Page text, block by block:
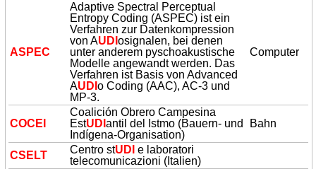
ASPEC
Adaptive Spectral Perceptual
Entropy Coding (ASPEC) ist ein
Verfahren zur Datenkompression
von AUDIosignalen, bei denen
unter anderem pyschoakustische
Modelle angewandt werden. Das
Verfahren ist Basis von Advanced
AUDIo Coding (AAC), AC-3 und
MP-3.
Computer
COCEI
Coalición Obrero Campesina
EstUDIantil del Istmo (Bauern- und
Indígena-Organisation)
Bahn
CSELT Centro stUDI e laboratori
telecomunicazioni (Italien)